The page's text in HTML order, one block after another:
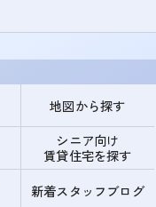
地図から探す
シニア向け
賃貸住宅を探す
新着スタッフブログ